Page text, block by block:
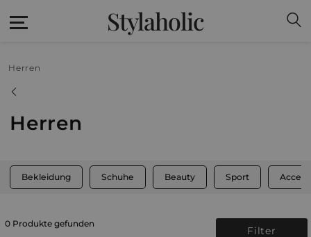
Stylaholic
Herren
Herren
Bekleidung Schuhe Beauty Sport
0 Produkte gefunden
Filter